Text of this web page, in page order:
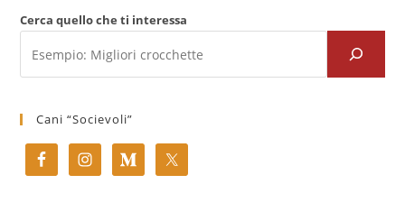
Cerca quello che ti interessa
Cani “Socievoli”